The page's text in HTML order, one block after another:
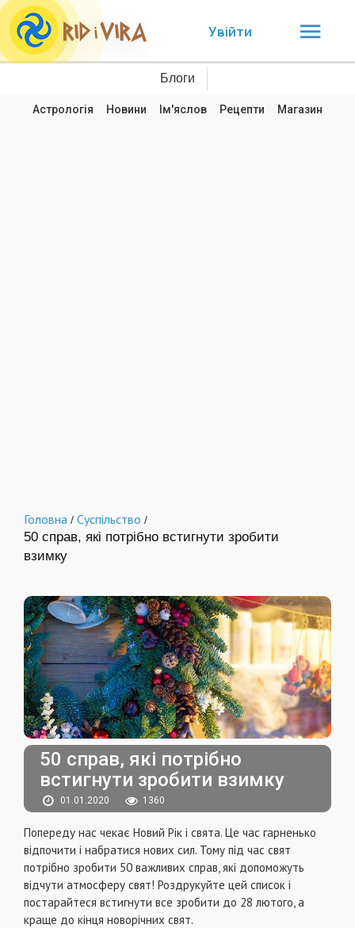
Увійти
Блоги
Астрологія Новини Ім'яслов Рецепти Магазин
Головна / Суспільство /
50 справ, які потрібно встигнути зробити
взимку
50 справ, які потрібно
встигнути зробити взимку
01.01.2020 1360
Попереду нас чекає Новий Рік і свята. Це час гарненько
відпочити і набратися нових сил. Тому під час свят
потрібно зробити 50 важливих справ, які допоможуть
відчути атмосферу свят! Роздрукуйте цей список і
постарайтеся встигнути все зробити до 28 лютого, а
краще до кінця новорічних свят.